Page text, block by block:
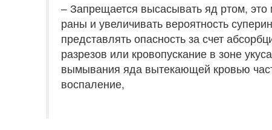
– Запрещается высасывать яд ртом, это
раны и увеличивать вероятность
представлять опасность за счет
разрезов или кровопускание в зоне
вымывания яда вытекающей кровью
воспаление,